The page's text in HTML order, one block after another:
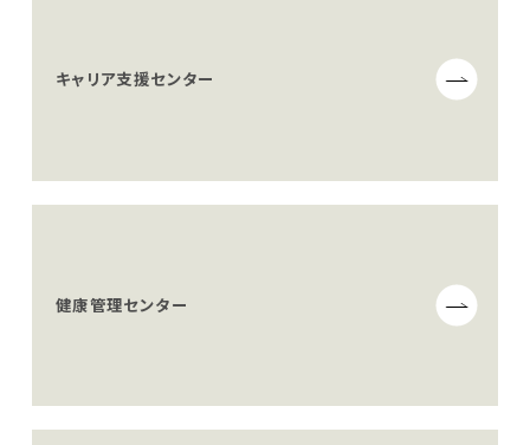
キャリア支援センター
健康管理センター